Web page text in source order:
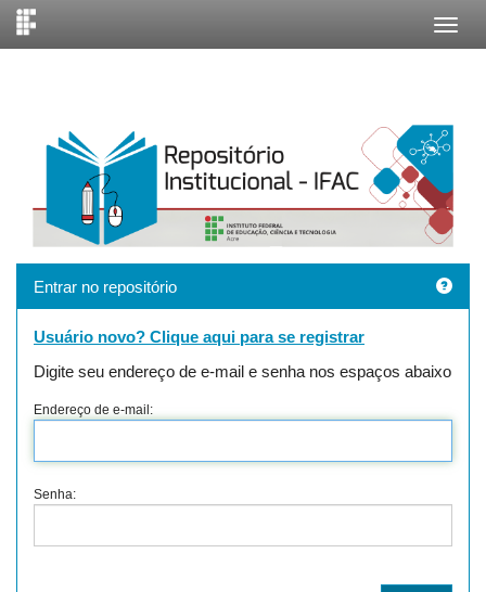
Entrar no repositório
Usuário novo? Clique aqui para se registrar
Digite seu endereço de e-mail e senha nos espaços abaixo
Endereço de e-mail:
Senha: